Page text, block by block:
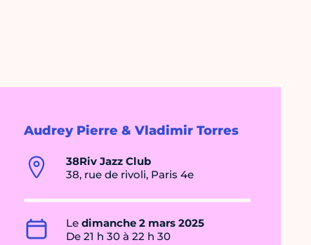
Audrey Pierre & Vladimir Torres
38Riv Jazz Club
38, rue de rivoli, Paris 4e
Le dimanche 2 mars 2025
De 21 h 30 à 22 h 30